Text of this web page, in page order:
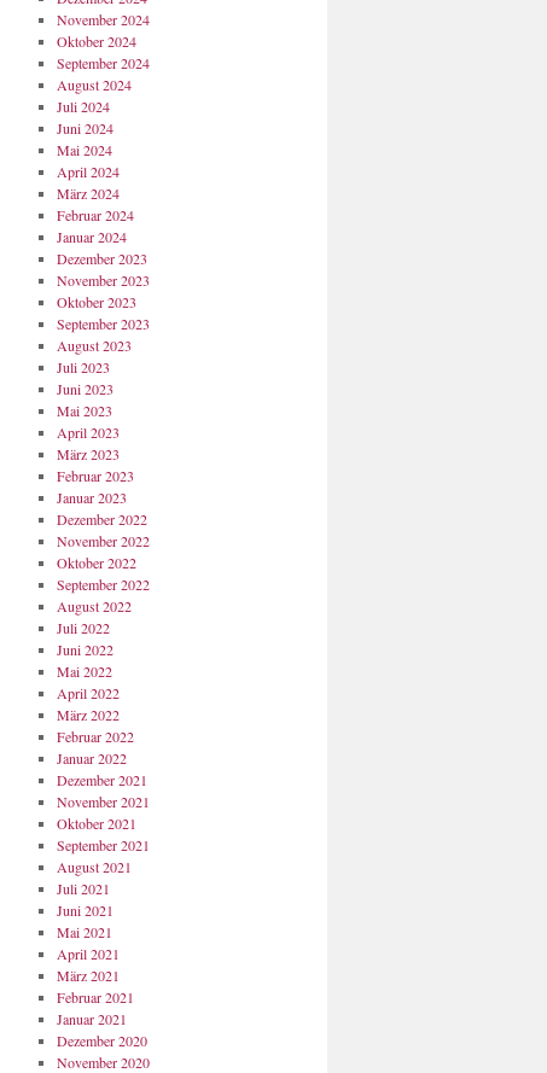
November 2024
Oktober 2024
September 2024
August 2024
Juli 2024
Juni 2024
Mai 2024
April 2024
März 2024
Februar 2024
Januar 2024
Dezember 2023
November 2023
Oktober 2023
September 2023
August 2023
Juli 2023
Juni 2023
Mai 2023
April 2023
März 2023
Februar 2023
Januar 2023
Dezember 2022
November 2022
Oktober 2022
September 2022
August 2022
Juli 2022
Juni 2022
Mai 2022
April 2022
März 2022
Februar 2022
Januar 2022
Dezember 2021
November 2021
Oktober 2021
September 2021
August 2021
Juli 2021
Juni 2021
Mai 2021
April 2021
März 2021
Februar 2021
Januar 2021
Dezember 2020
November 2020